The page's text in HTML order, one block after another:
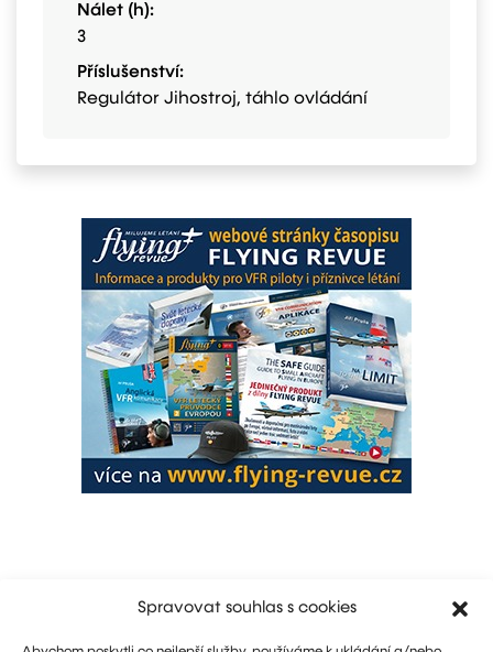
Spravovat souhlas s cookies
Nálet (h):
3
Příslušenství:
Regulátor Jihostroj, táhlo ovládání